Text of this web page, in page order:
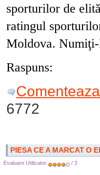
sporturilor de
ratingul
Moldova.
Raspuns:
6772
PIESA CE A MARCAT O
Evaluare Utilizator: / 3